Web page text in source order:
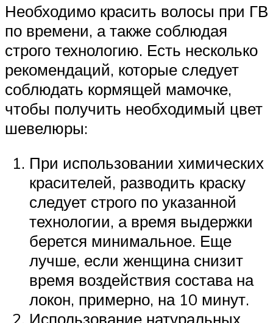
Необходимо красить волосы при ГВ
по времени, а также соблюдая
строго технологию. Есть несколько
рекомендаций, которые следует
соблюдать кормящей мамочке,
чтобы получить необходимый цвет
шевелюры:
При использовании химических
красителей, разводить краску
следует строго по указанной
технологии, а время выдержки
берется минимальное. Еще
лучше, если женщина снизит
время воздействия состава на
локон, примерно, на 10 минут.
Использование натуральных